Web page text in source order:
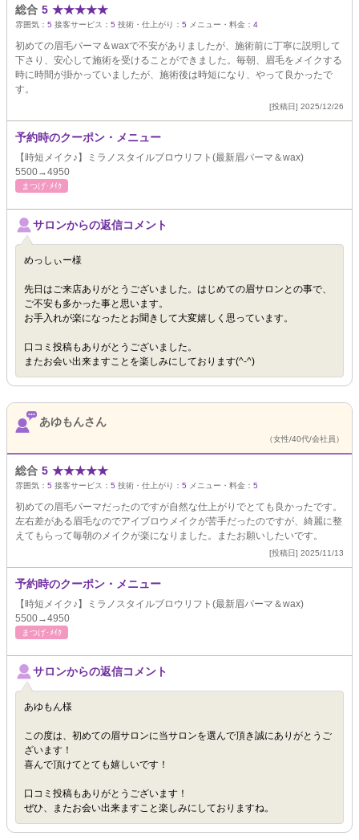
総合 5 ★★★★★
雰囲気： 5 接客サービス： 5 技術・仕上がり： 5 メニュー・料金： 4
初めての眉毛パーマ＆waxで不安がありましたが、施術前に丁寧に説明して
下さり、安心して施術を受けることができました。毎朝、眉毛をメイクする
時に時間が掛かっていましたが、施術後は時短になり、やって良かったで
す。
[投稿日] 2025/12/26
予約時のクーポン・メニュー
【時短メイク♪】ミラノスタイルブロウリフト(最新眉パーマ＆wax)
5500→4950
まつげ･ﾒｲｸ
サロンからの返信コメント
めっしぃー様
先日はご来店ありがとうございました。はじめての眉サロンとの事で、
ご不安も多かった事と思います。
お手入れが楽になったとお聞きして大変嬉しく思っています。
口コミ投稿もありがとうございました。
またお会い出来ますことを楽しみにしております(^-^)
あゆもんさん
（女性/40代/会社員）
総合 5 ★★★★★
雰囲気： 5 接客サービス： 5 技術・仕上がり： 5 メニュー・料金： 5
初めての眉毛パーマだったのですが自然な仕上がりでとても良かったです。
左右差がある眉毛なのでアイブロウメイクが苦手だったのですが、綺麗に整
えてもらって毎朝のメイクが楽になりました。またお願いしたいです。
[投稿日] 2025/11/13
予約時のクーポン・メニュー
【時短メイク♪】ミラノスタイルブロウリフト(最新眉パーマ＆wax)
5500→4950
まつげ･ﾒｲｸ
サロンからの返信コメント
あゆもん様
この度は、初めての眉サロンに当サロンを選んで頂き誠にありがとうご
ざいます！
喜んで頂けてとても嬉しいです！
口コミ投稿もありがとうございます！
ぜひ、またお会い出来ますこと楽しみにしておりますね。